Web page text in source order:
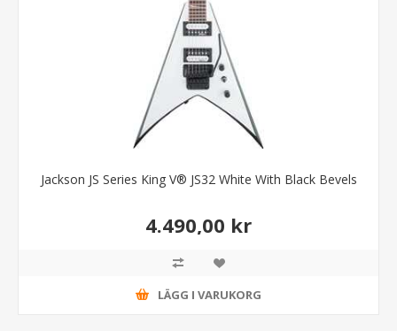
Jackson JS Series King V® JS32 White With Black Bevels
4.490,00 kr
LÄGG I VARUKORG